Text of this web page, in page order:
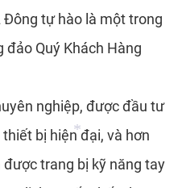
Đông tự hào là một trong
Quý Khách Hàng
nghiệp, được đầu tư
bị hiện đại, và hơn
trang bị kỹ năng tay